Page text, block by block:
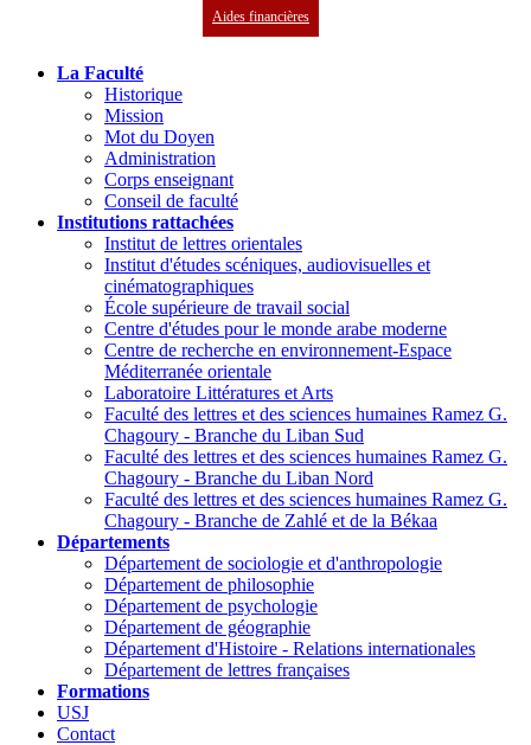
Aides financières
La Faculté
Historique
Mission
Mot du Doyen
Administration
Corps enseignant
Conseil de faculté
Institutions rattachées
Institut de lettres orientales
Institut d'études scéniques, audiovisuelles et
cinématographiques
École supérieure de travail social
Centre d'études pour le monde arabe moderne
Centre de recherche en environnement-Espace
Méditerranée orientale
Laboratoire Littératures et Arts
Faculté des lettres et des sciences humaines Ramez G.
Chagoury - Branche du Liban Sud
Faculté des lettres et des sciences humaines Ramez G.
Chagoury - Branche du Liban Nord
Faculté des lettres et des sciences humaines Ramez G.
Chagoury - Branche de Zahlé et de la Békaa
Départements
Département de sociologie et d'anthropologie
Département de philosophie
Département de psychologie
Département de géographie
Département d'Histoire - Relations internationales
Département de lettres françaises
Formations
USJ
Contact